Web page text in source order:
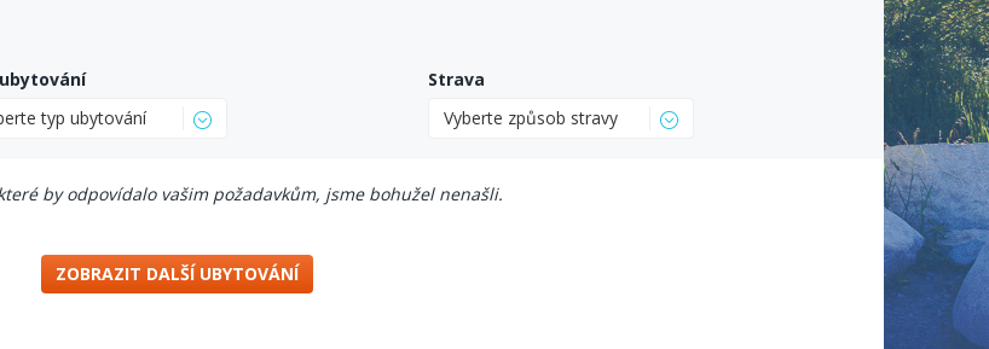
typ ubytování
Strava
Vyberte způsob stravy
by odpovídalo vašim požadavkům, jsme bohužel nenašli.
ZOBRAZIT DALŠÍ UBYTOVÁNÍ